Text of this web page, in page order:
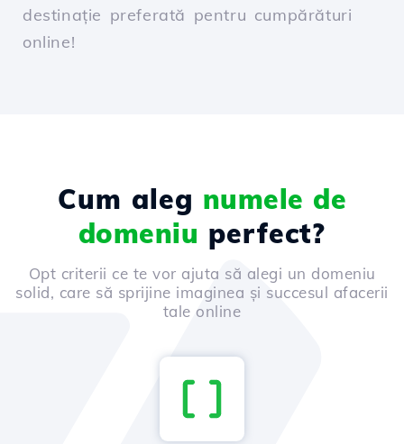
destinație preferată pentru cumpărături
online!
Cum aleg numele de
domeniu perfect?
Opt criterii ce te vor ajuta să alegi un domeniu
solid, care să sprijine imaginea și succesul afacerii
tale online